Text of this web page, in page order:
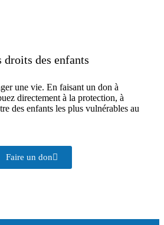
droits des enfants
une vie. En faisant un don à
directement à la protection, à
des enfants les plus vulnérables au
Faire un don